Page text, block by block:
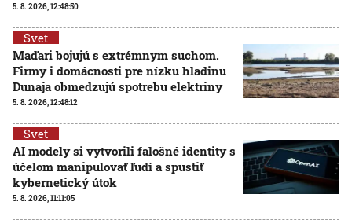
5. 8. 2026, 12:48:50
Svet
Maďari bojujú s extrémnym suchom.
Firmy i domácnosti pre nízku hladinu
Dunaja obmedzujú spotrebu elektriny
5. 8. 2026, 12:48:12
Svet
AI modely si vytvorili falošné identity s
účelom manipulovať ľudí a spustiť
kybernetický útok
5. 8. 2026, 11:11:05